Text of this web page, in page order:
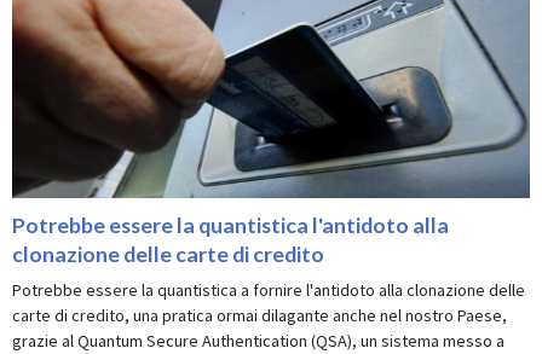
Potrebbe essere la quantistica l'antidoto alla
clonazione delle carte di credito
Potrebbe essere la quantistica a fornire l'antidoto alla clonazione delle
carte di credito, una pratica ormai dilagante anche nel nostro Paese,
grazie al Quantum Secure Authentication (QSA), un sistema messo a